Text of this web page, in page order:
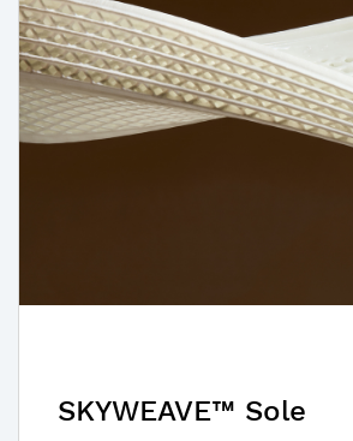
SKYWEAVE™ Sole